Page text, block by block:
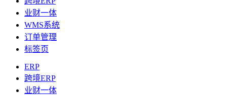
业财一体
WMS系统
订单管理
标签页
ERP
跨境ERP
业财一体